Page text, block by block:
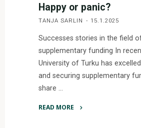
Happy or panic?
TANJA SARLIN 15.1.2025
Successes stories in the field
supplementary funding In
University of Turku has
and securing supplementary
share …
READ MORE